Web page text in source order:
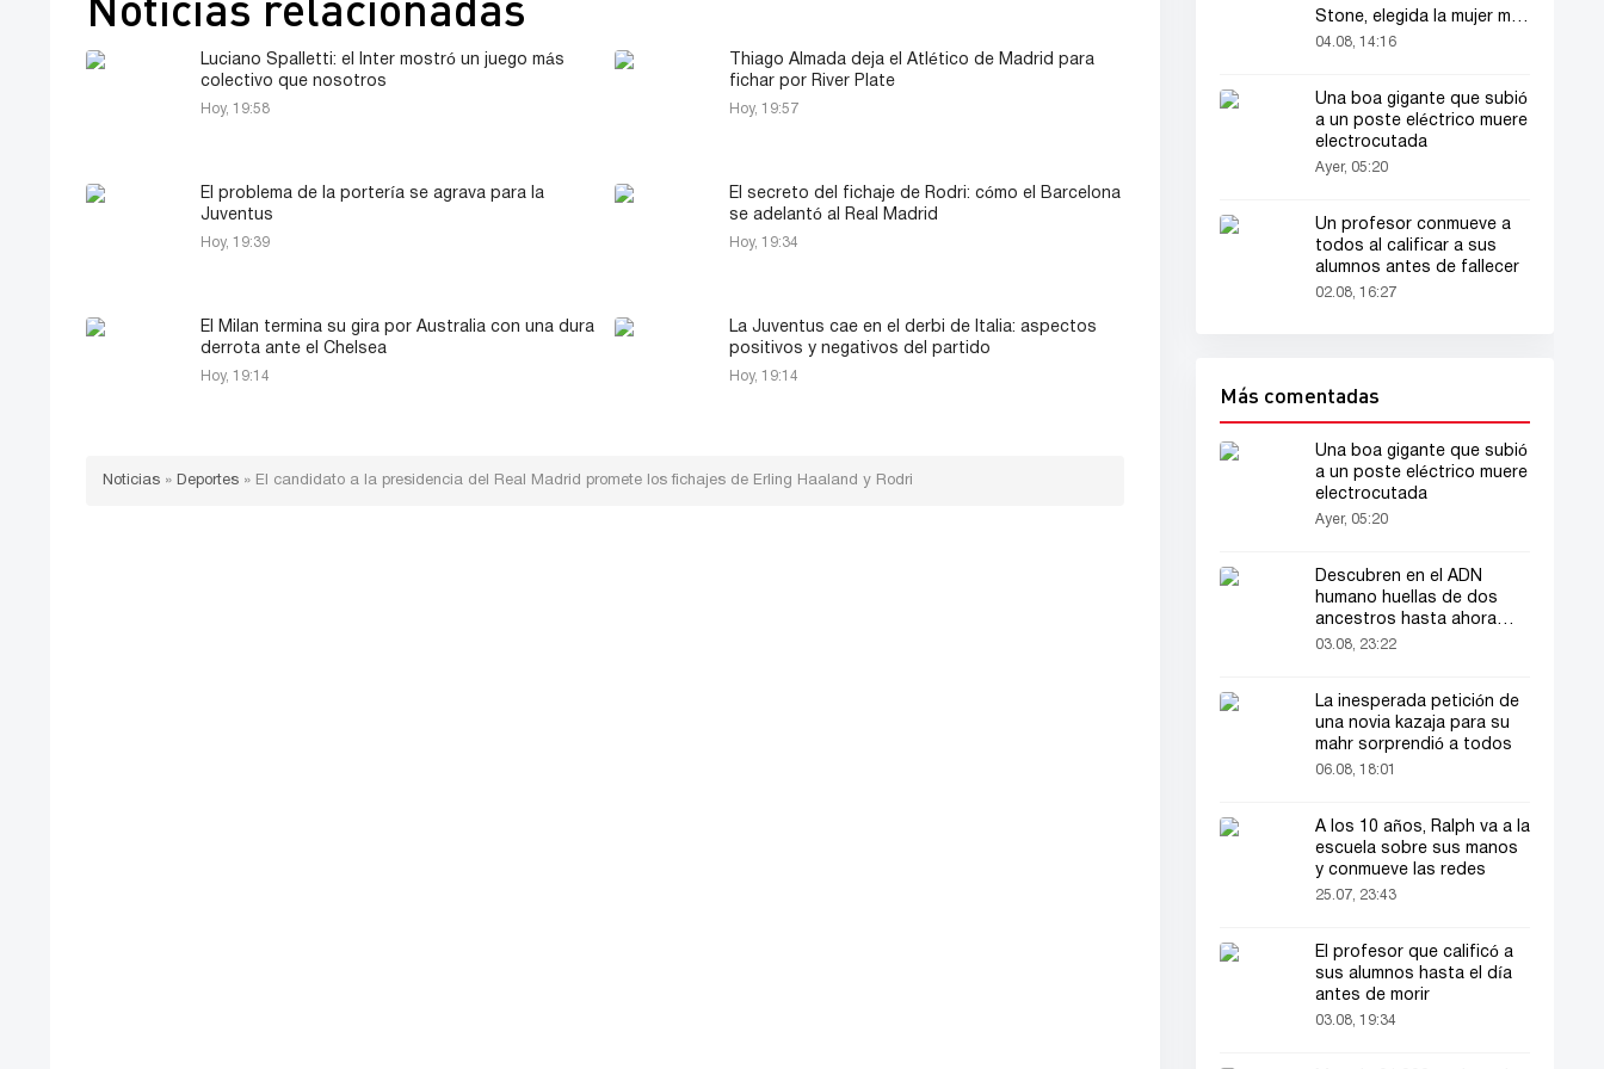
Luciano Spalletti: el Inter mostró un juego más
colectivo que nosotros
Hoy, 19:58
Thiago Almada deja el Atlético de Madrid para
fichar por River Plate
Hoy, 19:57
El problema de la portería se agrava para la
Juventus
Hoy, 19:39
El secreto del fichaje de Rodri: cómo el Barcelona
se adelantó al Real Madrid
Hoy, 19:34
El Milan termina su gira por Australia con una dura
derrota ante el Chelsea
Hoy, 19:14
La Juventus cae en el derbi de Italia: aspectos
positivos y negativos del partido
Hoy, 19:14
Noticias » Deportes » El candidato a la presidencia del Real Madrid promete los fichajes de Erling Haaland y Rodri
Stone, elegida la mujer más
bella del mundo
04.08, 14:16
Una boa gigante que subió
a un poste eléctrico muere
electrocutada
Ayer, 05:20
Un profesor conmueve a
todos al calificar a sus
alumnos antes de fallecer
02.08, 16:27
Más comentadas
Una boa gigante que subió
a un poste eléctrico muere
electrocutada
Ayer, 05:20
Descubren en el ADN
humano huellas de dos
ancestros hasta ahora
desconocidos
03.08, 23:22
La inesperada petición de
una novia kazaja para su
mahr sorprendió a todos
06.08, 18:01
A los 10 años, Ralph va a la
escuela sobre sus manos
y conmueve las redes
25.07, 23:43
El profesor que calificó a
sus alumnos hasta el día
antes de morir
03.08, 19:34